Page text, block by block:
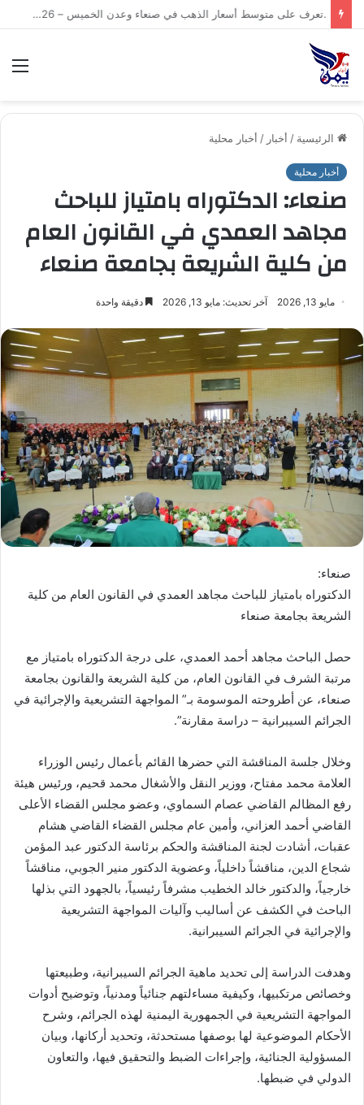
.تعرف على متوسط أسعار الذهب في صنعاء وعدن الخميس – 06/08/2026
الرئيسية / أخبار / أخبار محلية
أخبار محلية
صنعاء: الدكتوراه بامتياز للباحث
مجاهد العمدي في القانون العام
من كلية الشريعة بجامعة صنعاء
مايو 13, 2026 آخر تحديث: مايو 13, 2026 دقيقة واحدة
صنعاء:
الدكتوراه بامتياز للباحث مجاهد العمدي في القانون العام من كلية
الشريعة بجامعة صنعاء
حصل الباحث مجاهد أحمد العمدي، على درجة الدكتوراه بامتياز مع
مرتبة الشرف في القانون العام، من كلية الشريعة والقانون بجامعة
صنعاء، عن أطروحته الموسومة بـ” المواجهة التشريعية والإجرائية في
الجرائم السيبرانية – دراسة مقارنة”.
وخلال جلسة المناقشة التي حضرها القائم بأعمال رئيس الوزراء
العلامة محمد مفتاح، ووزير النقل والأشغال محمد قحيم، ورئيس هيئة
رفع المظالم القاضي عصام السماوي، وعضو مجلس القضاء الأعلى
القاضي أحمد العزاني، وأمين عام مجلس القضاء القاضي هشام
عقبات، أشادت لجنة المناقشة والحكم برئاسة الدكتور عبد المؤمن
شجاع الدين، مناقشاً داخلياً، وعضوية الدكتور منير الجوبي، مناقشاً
خارجياً، والدكتور خالد الخطيب مشرفاً رئيسياً، بالجهود التي بذلها
الباحث في الكشف عن أساليب وآليات المواجهة التشريعية
والإجرائية في الجرائم السيبرانية.
وهدفت الدراسة إلى تحديد ماهية الجرائم السيبرانية، وطبيعتها
وخصائص مرتكبيها، وكيفية مساءلتهم جنائياً ومدنياً، وتوضيح أدوات
المواجهة التشريعية في الجمهورية اليمنية لهذه الجرائم، وشرح
الأحكام الموضوعية لها بوصفها مستحدثة، وتحديد أركانها، وبيان
المسؤولية الجنائية، وإجراءات الضبط والتحقيق فيها، والتعاون
الدولي في ضبطها.